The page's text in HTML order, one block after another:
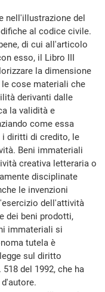
nell'illustrazione del
al codice civile.
di cui all'articolo
esso, il Libro III
la dimensione
cose materiali che
derivanti dalle
la validità e
come essa
diritti di credito, le
Beni immateriali
creativa letteraria o
disciplinate
le invenzioni
dell'attività
dei beni prodotti,
immateriali si
tutela è
sul diritto
del 1992, che ha